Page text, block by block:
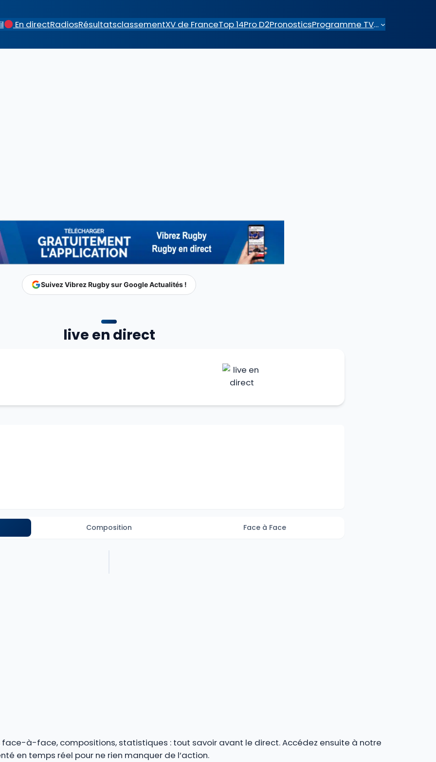
En directRadiosRésultatsclassementXV de FranceTop 14Pro D2PronosticsProgramme TV…
Suivez Vibrez Rugby sur Google Actualités !
live en direct
Composition Face à Face
face-à-face, compositions, statistiques : tout savoir avant le direct. Accédez ensuite à notre
en temps réel pour ne rien manquer de l’action.